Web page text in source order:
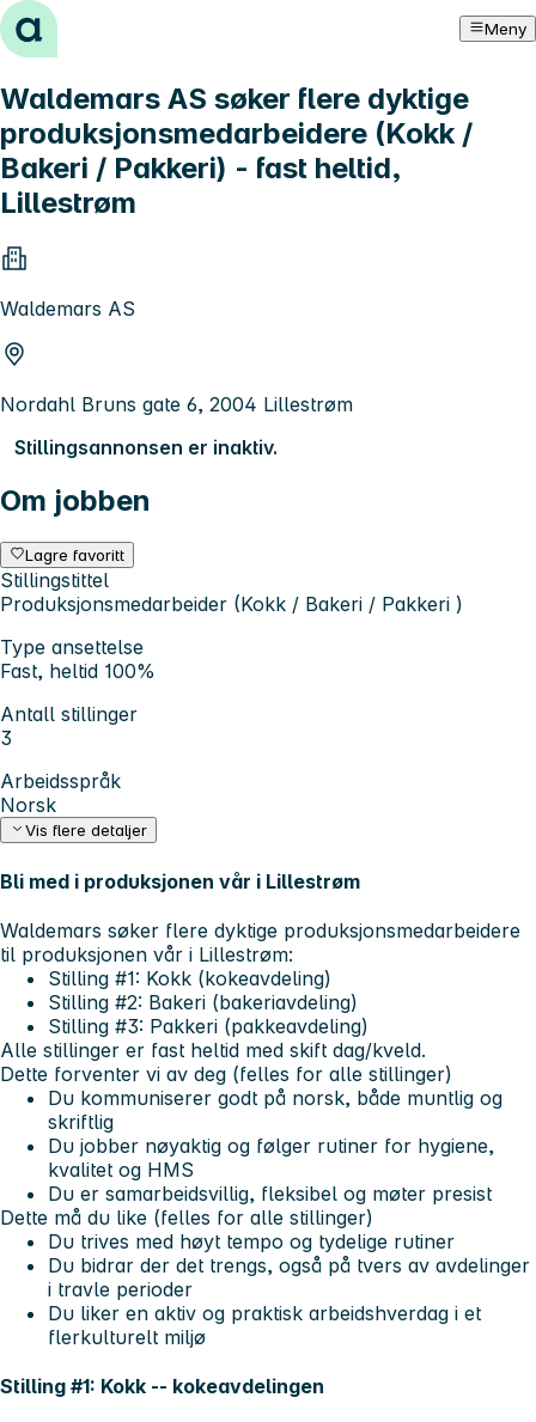
Hopp til innhold Meny
Waldemars AS søker flere dyktige
produksjonsmedarbeidere (Kokk /
Bakeri / Pakkeri) - fast heltid,
Lillestrøm
Waldemars AS
Nordahl Bruns gate 6, 2004 Lillestrøm
Stillingsannonsen er inaktiv.
Om jobben
Lagre favoritt
Stillingstittel
Produksjonsmedarbeider (Kokk / Bakeri / Pakkeri )
Type ansettelse
Fast, heltid 100%
Antall stillinger
3
Arbeidsspråk
Norsk
Vis flere detaljer
Bli med i produksjonen vår i Lillestrøm
Waldemars søker flere dyktige produksjonsmedarbeidere
til produksjonen vår i Lillestrøm:
Stilling #1: Kokk (kokeavdeling)
Stilling #2: Bakeri (bakeriavdeling)
Stilling #3: Pakkeri (pakkeavdeling)
Alle stillinger er fast heltid med skift dag/kveld.
Dette forventer vi av deg (felles for alle stillinger)
Du kommuniserer godt på norsk, både muntlig og
skriftlig
Du jobber nøyaktig og følger rutiner for hygiene,
kvalitet og HMS
Du er samarbeidsvillig, fleksibel og møter presist
Dette må du like (felles for alle stillinger)
Du trives med høyt tempo og tydelige rutiner
Du bidrar der det trengs, også på tvers av avdelinger
i travle perioder
Du liker en aktiv og praktisk arbeidshverdag i et
flerkulturelt miljø
Stilling #1: Kokk -- kokeavdelingen